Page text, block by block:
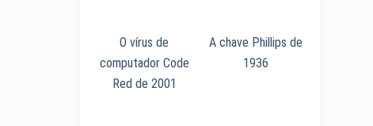
O vírus de
computador Code
Red de 2001
A chave Phillips de
1936